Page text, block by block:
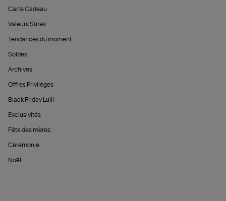
Carte Cadeau
Valeurs Sûres
Tendances du moment
Soldes
Archives
Offres Privilèges
Black Friday Lulli
Exclusivités
Fête des mères
Cérémonie
Noël